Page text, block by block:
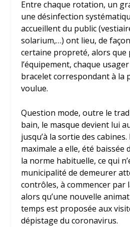
Entre chaque rotation, un
une désinfection
accueillent du public
solarium,…) ont lieu, de
certaine propreté, alors que
l’équipement, chaque
bracelet correspondant à la
voulue.
Question mode, outre le
bain, le masque devient lui
jusqu’à la sortie des
maximale a elle, été baissée
la norme habituelle, ce qui
municipalité de demeurer
contrôles, à commencer par
alors qu’une nouvelle
temps est proposée aux
dépistage du coronavirus.